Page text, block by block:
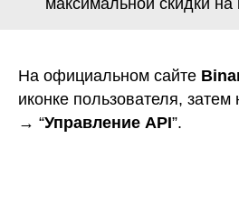
максимальной скидки
На официальном сайте
иконке пользователя,
→ “Управление API”.